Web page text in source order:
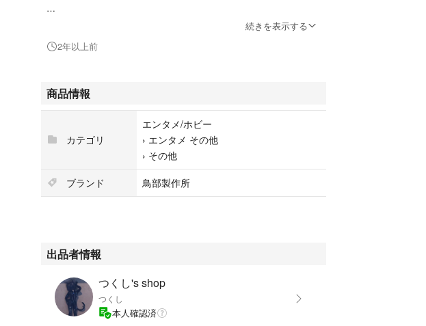
#キッチン/食器
#鉄玉子
#鉄たまご
続きを表示する
2年以上前
商品情報
カテゴリ
エンタメ/ホビー
› エンタメ その他
› その他
ブランド
鳥部製作所
出品者情報
つくし's shop
つくし
本人確認済